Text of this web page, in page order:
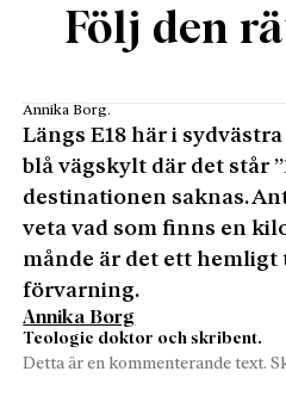
Följ den
Annika Borg.
Längs E18 här i
blå vägskylt där det står
destinationen saknas.
veta vad som finns en
månde är det ett hemligt
förvarning.
Annika Borg
Teologie doktor och skribent.
Detta är en kommenterande text.